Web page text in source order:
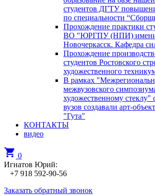
студентов ДГТУ
по специальности
Прохождение практики
ВО "ЮРГПУ (НПИ) имени
Новочеркасск. Кафедра
Прохождение
студентов Ростовского
художественного
В рамках
межвузовского
художественному стеклу"
вузов создавали арт-
"Гута"
КОНТАКТЫ
видео
shopping_cart 0
Игнатов Юрий:
+7 918 592-90-56
Заказать обратный звонок